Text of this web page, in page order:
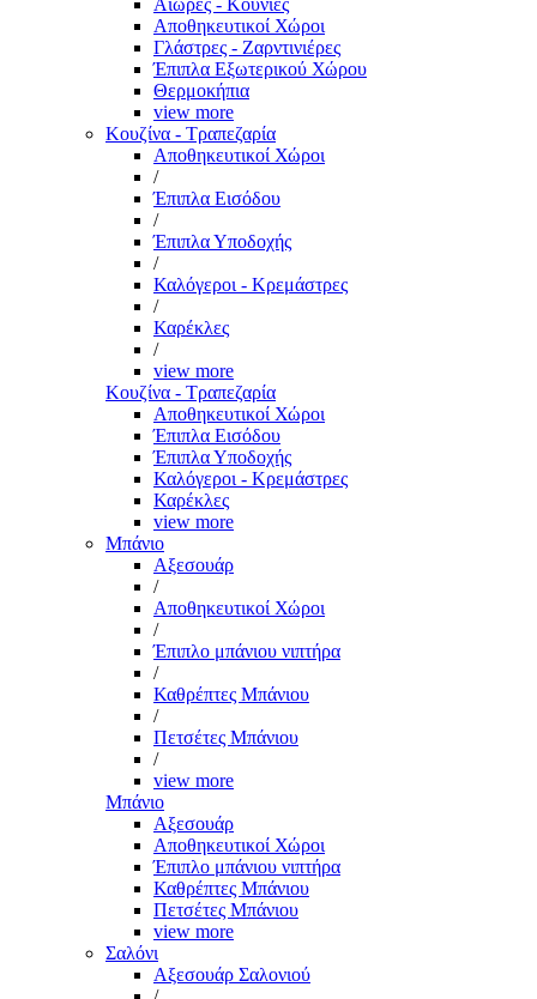
Αιώρες - Κούνιες
Αποθηκευτικοί Χώροι
Γλάστρες - Ζαρντινιέρες
Έπιπλα Εξωτερικού Χώρου
Θερμοκήπια
view more
Κουζίνα - Τραπεζαρία
Αποθηκευτικοί Χώροι
/
Έπιπλα Εισόδου
/
Έπιπλα Υποδοχής
/
Καλόγεροι - Κρεμάστρες
/
Καρέκλες
/
view more
Κουζίνα - Τραπεζαρία
Αποθηκευτικοί Χώροι
Έπιπλα Εισόδου
Έπιπλα Υποδοχής
Καλόγεροι - Κρεμάστρες
Καρέκλες
view more
Μπάνιο
Αξεσουάρ
/
Αποθηκευτικοί Χώροι
/
Έπιπλο μπάνιου νιπτήρα
/
Καθρέπτες Μπάνιου
/
Πετσέτες Μπάνιου
/
view more
Μπάνιο
Αξεσουάρ
Αποθηκευτικοί Χώροι
Έπιπλο μπάνιου νιπτήρα
Καθρέπτες Μπάνιου
Πετσέτες Μπάνιου
view more
Σαλόνι
Αξεσουάρ Σαλονιού